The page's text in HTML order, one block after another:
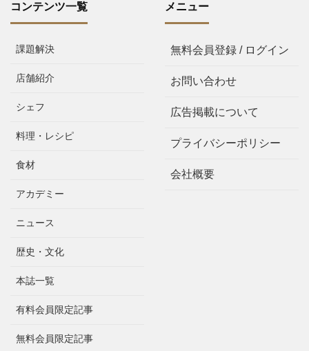
コンテンツ一覧
課題解決
店舗紹介
シェフ
料理・レシピ
食材
アカデミー
ニュース
歴史・文化
本誌一覧
有料会員限定記事
無料会員限定記事
メニュー
無料会員登録 / ログイン
お問い合わせ
広告掲載について
プライバシーポリシー
会社概要